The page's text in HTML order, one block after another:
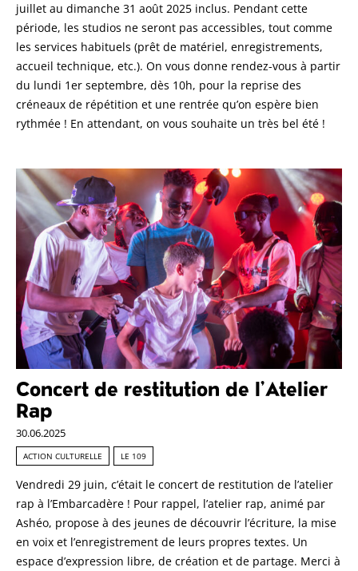
juillet au dimanche 31 août 2025 inclus. Pendant cette
période, les studios ne seront pas accessibles, tout comme
les services habituels (prêt de matériel, enregistrements,
accueil technique, etc.). On vous donne rendez-vous à partir
du lundi 1er septembre, dès 10h, pour la reprise des
créneaux de répétition et une rentrée qu’on espère bien
rythmée ! En attendant, on vous souhaite un très bel été !
Concert de restitution de l’Atelier
Rap
30.06.2025
ACTION CULTURELLE LE 109
Vendredi 29 juin, c’était le concert de restitution de l’atelier
rap à l’Embarcadère ! Pour rappel, l’atelier rap, animé par
Ashéo, propose à des jeunes de découvrir l’écriture, la mise
en voix et l’enregistrement de leurs propres textes. Un
espace d’expression libre, de création et de partage. Merci à